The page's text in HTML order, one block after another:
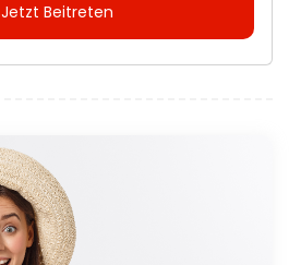
Jetzt Beitreten